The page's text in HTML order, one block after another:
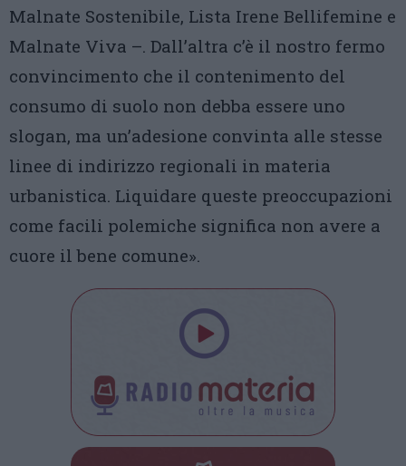
Malnate Sostenibile, Lista Irene Bellifemine e
Malnate Viva –. Dall’altra c’è il nostro fermo
convincimento che il contenimento del
consumo di suolo non debba essere uno
slogan, ma un’adesione convinta alle stesse
linee di indirizzo regionali in materia
urbanistica. Liquidare queste preoccupazioni
come facili polemiche significa non avere a
cuore il bene comune».